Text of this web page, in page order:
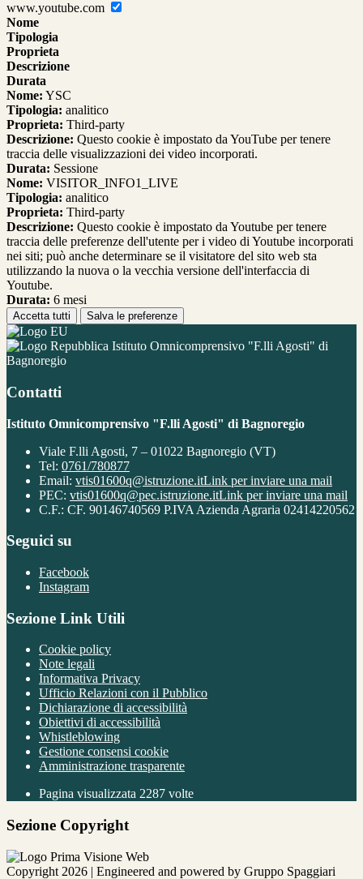
www.youtube.com
Nome
Tipologia
Proprieta
Descrizione
Durata
Nome: YSC
Tipologia: analitico
Proprieta: Third-party
Descrizione: Questo cookie è impostato da YouTube per tenere
traccia delle visualizzazioni dei video incorporati.
Durata: Sessione
Nome: VISITOR_INFO1_LIVE
Tipologia: analitico
Proprieta: Third-party
Descrizione: Questo cookie è impostato da Youtube per tenere
traccia delle preferenze dell'utente per i video di Youtube incorporati
nei siti; può anche determinare se il visitatore del sito web sta
utilizzando la nuova o la vecchia versione dell'interfaccia di
Youtube.
Durata: 6 mesi
Accetta tutti Salva le preferenze
Istituto Omnicomprensivo "F.lli Agosti" di
Bagnoregio
Contatti
Istituto Omnicomprensivo "F.lli Agosti" di Bagnoregio
Viale F.lli Agosti, 7 – 01022 Bagnoregio (VT)
Tel: 0761/780877
Email: vtis01600q@istruzione.itLink per inviare una mail
PEC: vtis01600q@pec.istruzione.itLink per inviare una mail
C.F.: CF. 90146740569 P.IVA Azienda Agraria 02414220562
Seguici su
Facebook
Instagram
Sezione Link Utili
Cookie policy
Note legali
Informativa Privacy
Ufficio Relazioni con il Pubblico
Dichiarazione di accessibilità
Obiettivi di accessibilità
Whistleblowing
Gestione consensi cookie
Amministrazione trasparente
Pagina visualizzata 2287 volte
Sezione Copyright
Copyright 2026 | Engineered and powered by Gruppo Spaggiari